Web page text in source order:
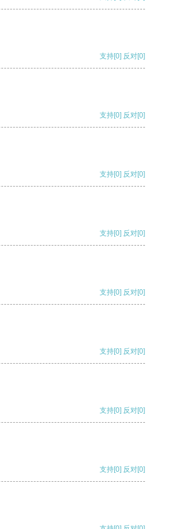
支持[0] 反对[0]
支持[0] 反对[0]
支持[0] 反对[0]
支持[0] 反对[0]
支持[0] 反对[0]
支持[0] 反对[0]
支持[0] 反对[0]
支持[0] 反对[0]